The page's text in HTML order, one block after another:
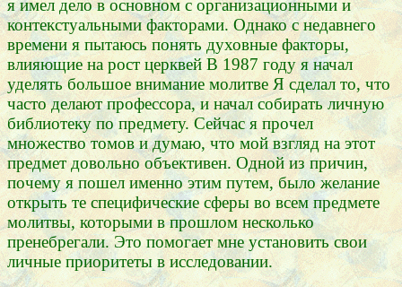
я имел дело в основном с организационными и
контекстуальными факторами. Однако с недавнего
времени я пытаюсь понять духовные факторы,
влияющие на рост церквей В 1987 году я начал
уделять большое внимание молитве Я сделал то, что
часто делают профессора, и начал собирать личную
библиотеку по предмету. Сейчас я прочел
множество томов и думаю, что мой взгляд на этот
предмет довольно объективен. Одной из причин,
почему я пошел именно этим путем, было желание
открыть те специфические сферы во всем предмете
молитвы, которыми в прошлом несколько
пренебрегали. Это помогает мне установить свои
личные приоритеты в исследовании.